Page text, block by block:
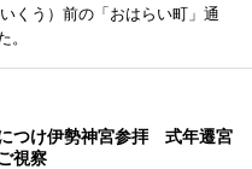
くう）前の「おはらい町」通
。
つけ伊勢神宮参拝 式年遷宮
視察